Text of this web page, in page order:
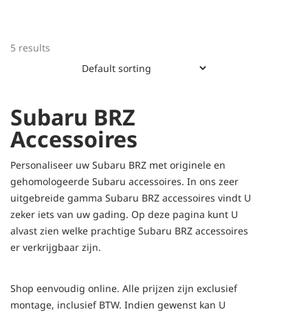
5 results
Subaru BRZ
Accessoires
Personaliseer uw Subaru BRZ met originele en
gehomologeerde Subaru accessoires. In ons zeer
uitgebreide gamma Subaru BRZ accessoires vindt U
zeker iets van uw gading. Op deze pagina kunt U
alvast zien welke prachtige Subaru BRZ accessoires
er verkrijgbaar zijn.
Shop eenvoudig online. Alle prijzen zijn exclusief
montage, inclusief BTW. Indien gewenst kan U